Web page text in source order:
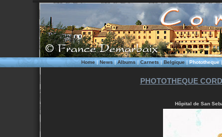
Home|News|Albums|Carnets|Belgique|Phototheque
PHOTOTHEQUE
Hôpital de San